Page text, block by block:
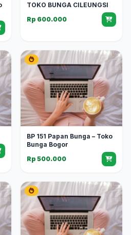
TOKO BUNGA CILEUNGSI
Rp 600.000
BP 151 Papan Bunga – Toko
Bunga Bogor
Rp 500.000